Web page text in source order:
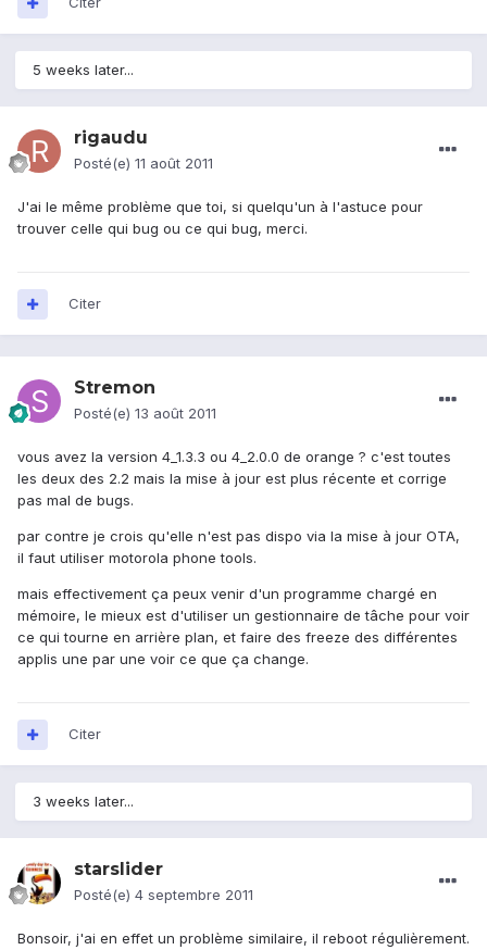
5 weeks later...
rigaudu
Posté(e) 11 août 2011
J'ai le même problème que toi, si quelqu'un à l'astuce pour
trouver celle qui bug ou ce qui bug, merci.
Citer
Stremon
Posté(e) 13 août 2011
vous avez la version 4_1.3.3 ou 4_2.0.0 de orange ? c'est toutes
les deux des 2.2 mais la mise à jour est plus récente et corrige
pas mal de bugs.
par contre je crois qu'elle n'est pas dispo via la mise à jour OTA,
il faut utiliser motorola phone tools.
mais effectivement ça peux venir d'un programme chargé en
mémoire, le mieux est d'utiliser un gestionnaire de tâche pour voir
ce qui tourne en arrière plan, et faire des freeze des différentes
applis une par une voir ce que ça change.
Citer
3 weeks later...
starslider
Posté(e) 4 septembre 2011
Bonsoir, j'ai en effet un problème similaire, il reboot régulièrement.